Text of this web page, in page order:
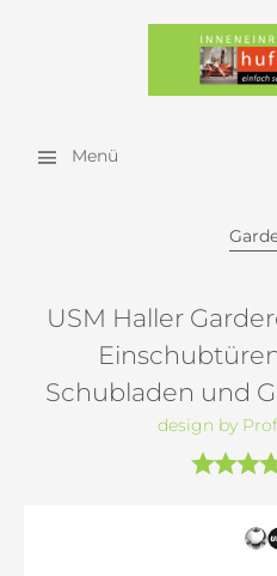
Menü
USM Haller
Schubladen und
design by